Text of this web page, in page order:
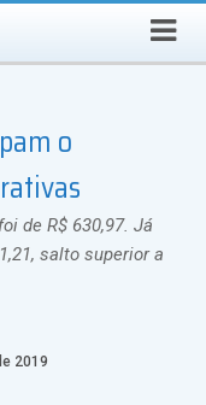
Busca
o
de R$ 630,97. Já
salto superior a
2019